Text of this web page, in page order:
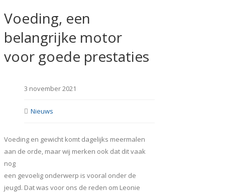
Voeding, een
belangrijke motor
voor goede prestaties
3 november 2021
Nieuws
Voeding en gewicht komt dagelijks meermalen
aan de orde, maar wij merken ook dat dit vaak
nog
een gevoelig onderwerp is vooral onder de
jeugd. Dat was voor ons de reden om Leonie